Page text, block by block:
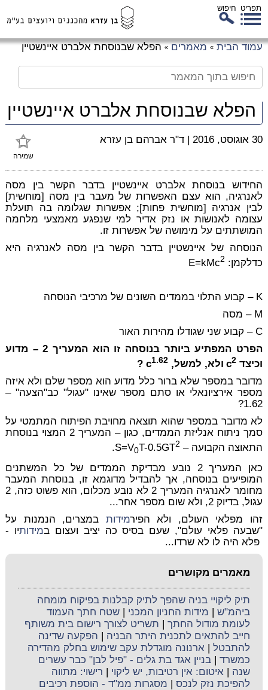
תפריט חיפוש
עמוד הבית » מאמרים » הפלא שבנוסחת אלברט איינשטיין
הפלא שבנוסחת אלברט איינשטיין
שמירה
30 אוגוסט, 2016 | ד"ר אברהם בן עזרא
החידוש בנוסחת אלברט איינשטיין בדבר הקשר בין מסה
לאנרגיה, הוא עצם האפשרות של מעבר בין מסה [מוחשית]
לבין אנרגיה [מוחשית פחות]; אפשרות שגלומה בה תועלת
עצומה לאנושות או נזק אדיר למי שנפגע מאמצעי מלחמה
המושתתים על מימושה של אפשרות זו.
הנוסחה של איינשטיין בדבר הקשר בין מסה לאנרגיה היא
כדלקמן:
E=kMc2
K – קבוע התלוי בממדים השונים של מרכיבי הנוסחה
M – מסה
C– קבוע שני שגודלו מהירות האור
הפרט המפתיע ביותר בנוסחה זו הוא המעריך 2 – מדוע
וכיצד
c2 ולא, למשל, c1.62
?
מדובר במספר שלא ברור כלל מדוע הוא מספר שלם ולא איזה
מספר אירציונאלי או סתם מספר שאינו "עגול" כב"הצעה" –
1.62
?
לא מדובר במספר שהוא תוצאה מחויבת הפיתוח המתמטי על
סמך ניתוח אנליזת הממדים, כגון – המעריך 2 המצוי בנוסחת
התאוצה הקבועה – S=V
0T-0.5GT2
.
כאן המעריך 2 נובע מבדיקת הממדים של כל המשתנים
המופיעים בנוסחה, אך להבדיל מדוגמא זו, בנוסחת המעבר
מחומר לאנרגיה המעריך 2 לא נובע מכלום, הוא פשוט כזה, 2
עגול, בדיוק 2, ולא שום מספר אחר...
זהו מפלאי העולם, ולא הפירמידות במצרים, הנמנות על
"שבעה פלאי עולם", שעם בסיס כה יציב ועצום במידותיו -
פלא היה לו לא שרדו...
מאמרים מקושרים
תיק ליקויי בניה שהפך לתיק קבלנות בפיקוח מומחה
ביהמ"ש | מידות החניון המכני |שטח חתך העמוד
לעומת מודול החתך | תשריט לצורך רישום בית משותף
חייב להתאים לתכנית היתר הבניה | הפקעה שדינה
להתבטל | ארנונה מוגדלת עקב שימוש בחלק מהדירה
כמשרד |בניין אגד בת גלים - "פיל לבן" כבר עשרים
שנה | איטום: אין רטיבות, יש ליקוי | רישוי: מתווה
להפיכת נזק לנכס | מסגרות ממ"ד - הוספת רכיבים